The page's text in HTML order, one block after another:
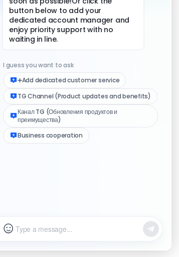
Trung tâm Hỗ trợ
Tải xuống Ứng dụng
Bộ Tài nguyên Logo
Nhật ký Cập nhật